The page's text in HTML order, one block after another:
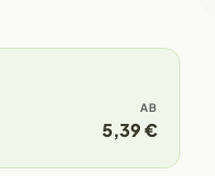
AB
5,39 €